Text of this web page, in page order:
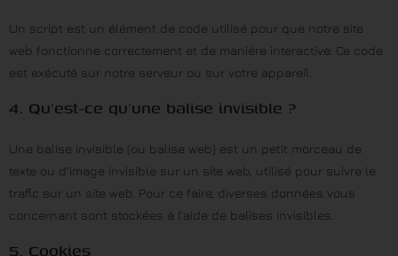
Un script est un élément de code utilisé pour que notre site
web fonctionne correctement et de manière interactive. Ce code
est exécuté sur notre serveur ou sur votre appareil.
4. Qu’est-ce qu’une balise invisible ?
Une balise invisible (ou balise web) est un petit morceau de
texte ou d’image invisible sur un site web, utilisé pour suivre le
trafic sur un site web. Pour ce faire, diverses données vous
concernant sont stockées à l’aide de balises invisibles.
5. Cookies